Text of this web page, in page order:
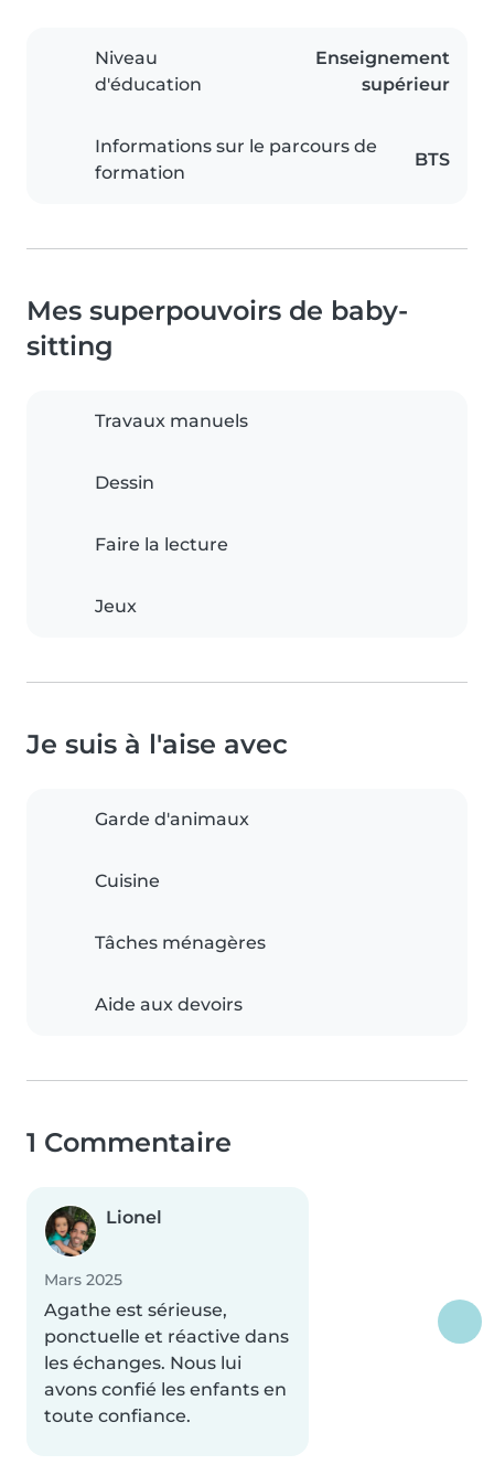
Niveau
d'éducation
Enseignement
supérieur
Informations sur le parcours de
formation
BTS
Mes superpouvoirs de baby-
sitting
Travaux manuels
Dessin
Faire la lecture
Jeux
Je suis à l'aise avec
Garde d'animaux
Cuisine
Tâches ménagères
Aide aux devoirs
1 Commentaire
Lionel
Mars 2025
Agathe est sérieuse,
ponctuelle et réactive dans
les échanges. Nous lui
avons confié les enfants en
toute confiance.